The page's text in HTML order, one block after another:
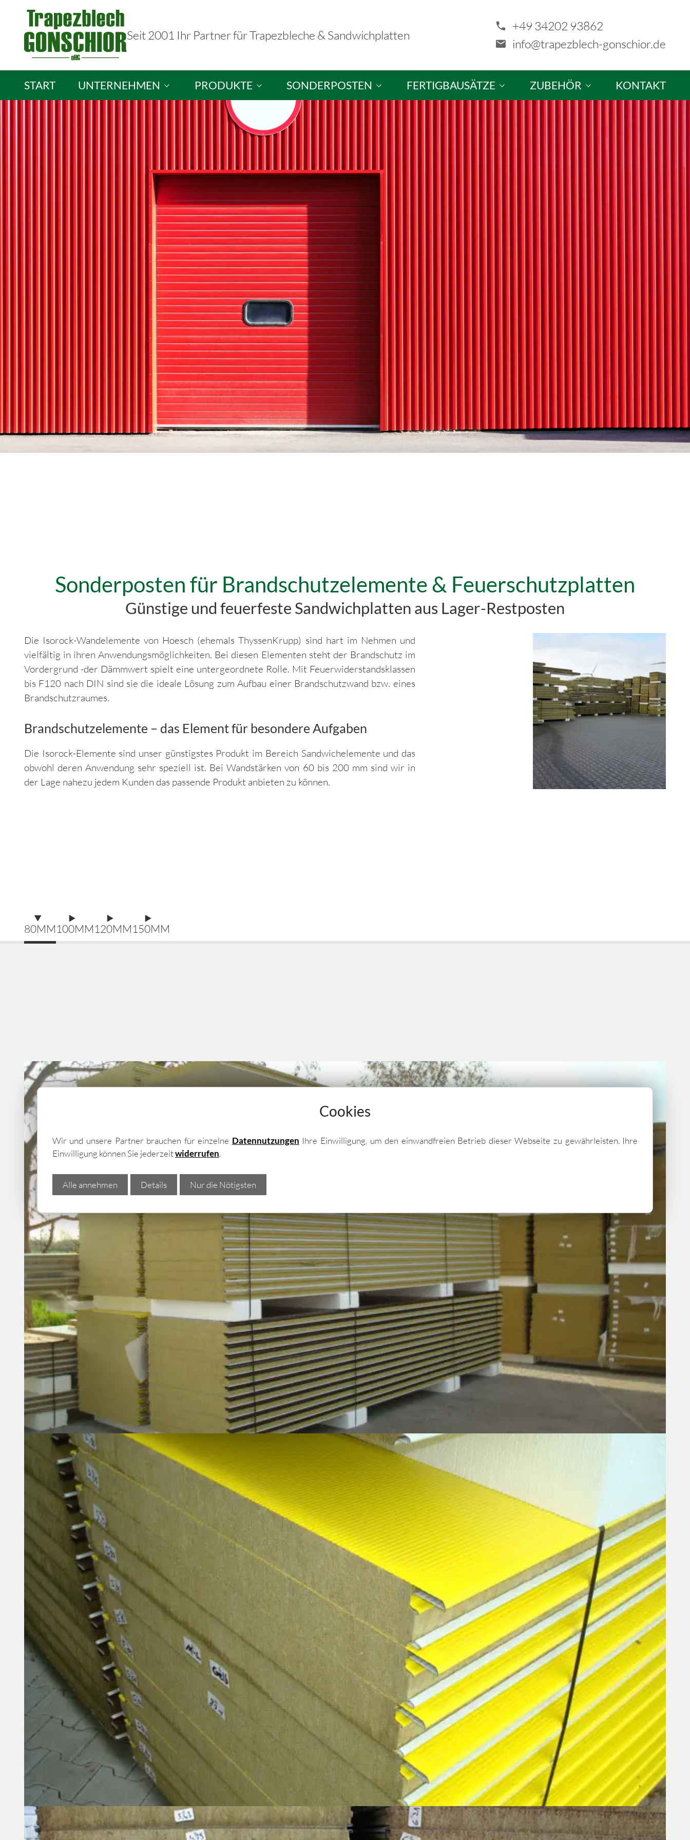
Seit 2001 Ihr Partner für Trapezbleche & Sandwichplatten
+49 34202 93862
info@trapezblech-gonschior.de
START UNTERNEHMEN PRODUKTE
Sandwichplatten
Brandschutzplatten
Lichtplatten
Trapezbleche
Wellbleche / Profilbleche
Torpaneele
SONDERPOSTEN
Sandwichplatten / Dachplatten
Brandschutzelemente
Trapezbleche
FERTIGBAUSÄTZE ZUBEHÖR KONTAKT
Sonderposten für Brandschutzelemente & Feuerschutzplatten
Günstige und feuerfeste Sandwichplatten aus Lager-Restposten
Die Isorock-Wandelemente von Hoesch (ehemals ThyssenKrupp) sind hart im Nehmen und
vielfältig in ihren Anwendungsmöglichkeiten. Bei diesen Elementen steht der Brandschutz im
Vordergrund -der Dämmwert spielt eine untergeordnete Rolle. Mit Feuerwiderstandsklassen
bis F120 nach DIN sind sie die ideale Lösung zum Aufbau einer Brandschutzwand bzw. eines
Brandschutzraumes.
Brandschutzelemente – das Element für besondere Aufgaben
Die Isorock-Elemente sind unser günstigstes Produkt im Bereich Sandwichelemente und das
obwohl deren Anwendung sehr speziell ist. Bei Wandstärken von 60 bis 200 mm sind wir in
der Lage nahezu jedem Kunden das passende Produkt anbieten zu können.
80MM100MM120MM150MM
Cookies
Wir und unsere Partner brauchen für einzelne Datennutzungen Ihre Einwilligung, um den einwandfreien Betrieb dieser Webseite zu gewährleisten. Ihre
Einwilligung können Sie jederzeitwiderrufen.
Alle annehmen Details Nur die Nötigsten